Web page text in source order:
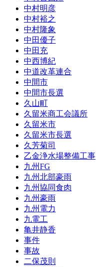
中村明彦
中村裕之
中村隆象
中田優子
中田充
中西博紀
中道改革連合
中間市
中間市長選
久山町
久留米商工会議所
久留米市
久留米市長選
久芳菊司
乙金浄水場整備工事
九州FG
九州北部豪雨
九州協同食肉
九州豪雨
九州電力
九電工
亀井静香
事件
事故
二保茂則